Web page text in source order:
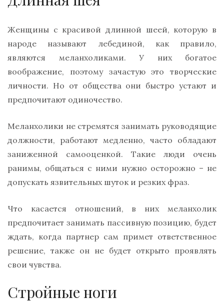
Женщины с красивой длинной шеей, которую в
народе называют лебединой, как правило,
являются меланхоликами. У них богатое
воображение, поэтому зачастую это творческие
личности. Но от общества они быстро устают и
предпочитают одиночество.
Меланхолики не стремятся занимать руководящие
должности, работают медленно, часто обладают
заниженной самооценкой. Такие люди очень
ранимы, общаться с ними нужно осторожно – не
допускать язвительных шуток и резких фраз.
Что касается отношений, в них меланхолик
предпочитает занимать пассивную позицию, будет
ждать, когда партнер сам примет ответственное
решение, также он не будет открыто проявлять
свои чувства.
Стройные ноги